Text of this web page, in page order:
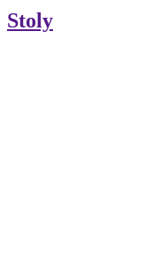
Stoly